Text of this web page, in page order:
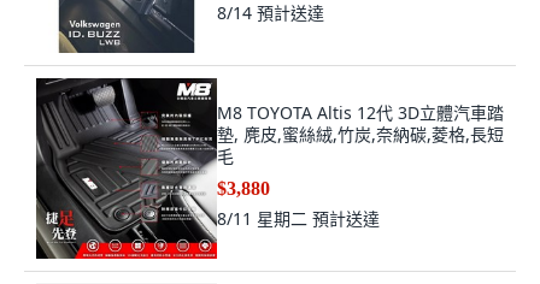
8/14 預計送達
M8 TOYOTA Altis 12代 3D立體汽車踏
墊, 麂皮,蜜絲絨,竹炭,奈納碳,菱格,長短
毛
$3,880
8/11 星期二 預計送達